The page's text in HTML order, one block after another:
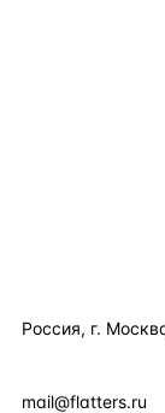
Россия, г.
mail@flatters.ru